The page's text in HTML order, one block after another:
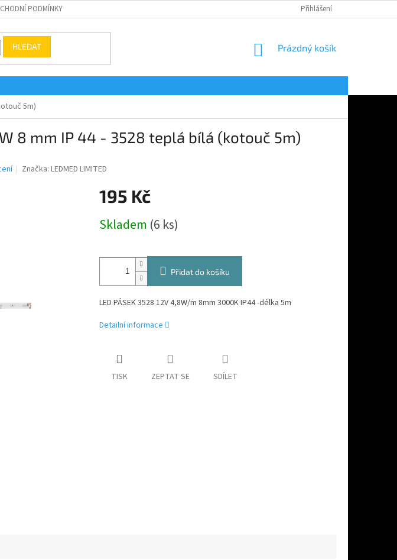
PODMÍNKY Přihlášení
HLEDAT
NÁKUPNÍ
Prázdný košík
5m)
8 mm IP 44 - 3528 teplá bílá (kotouč 5m)
Značka:LEDMED LIMITED
195 Kč
cena:
Skladem (6 ks)
Přidat do košíku
LED PÁSEK 3528 12V 4,8W/m 8mm 3000K IP44 -délka 5m
Detailní informace
TISK ZEPTAT SE SDÍLET